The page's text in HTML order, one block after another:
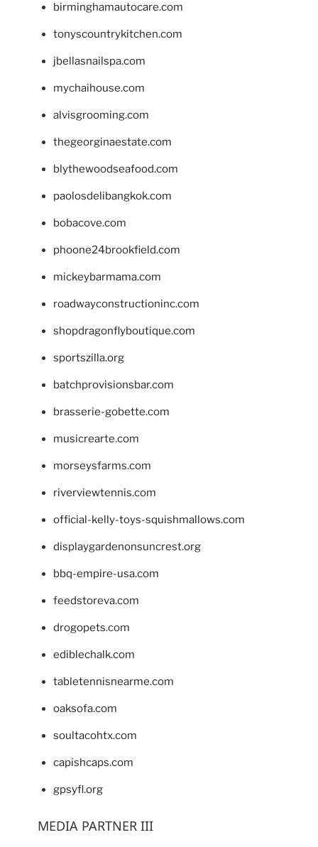
birminghamautocare.com
tonyscountrykitchen.com
jbellasnailspa.com
mychaihouse.com
alvisgrooming.com
thegeorginaestate.com
blythewoodseafood.com
paolosdelibangkok.com
bobacove.com
phoone24brookfield.com
mickeybarmama.com
roadwayconstructioninc.com
shopdragonflyboutique.com
sportszilla.org
batchprovisionsbar.com
brasserie-gobette.com
musicrearte.com
morseysfarms.com
riverviewtennis.com
official-kelly-toys-squishmallows.com
displaygardenonsuncrest.org
bbq-empire-usa.com
feedstoreva.com
drogopets.com
ediblechalk.com
tabletennisnearme.com
oaksofa.com
soultacohtx.com
capishcaps.com
gpsyfl.org
MEDIA PARTNER III